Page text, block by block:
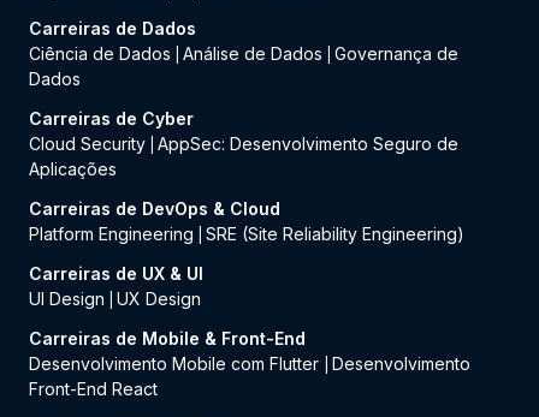
Carreiras de Dados
Ciência de Dados
Análise de Dados
Governança de
Dados
Carreiras de Cyber
Cloud Security AppSec: Desenvolvimento Seguro de
Aplicações
Carreiras de DevOps & Cloud
Platform Engineering
SRE (Site Reliability Engineering)
Carreiras de UX & UI
UI Design
UX Design
Carreiras de Mobile & Front-End
Desenvolvimento Mobile com Flutter
Desenvolvimento
Front-End React